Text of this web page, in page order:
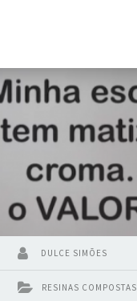
RESINAS COMPOSTAS
DULCE SIMÕES